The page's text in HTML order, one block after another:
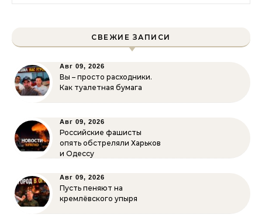
СВЕЖИЕ ЗАПИСИ
Авг 09, 2026
Вы – просто расходники.
Как туалетная бумага
Авг 09, 2026
Российские фашисты
опять обстреляли Харьков
и Одессу
Авг 09, 2026
Пусть пеняют на
кремлёвского упыря